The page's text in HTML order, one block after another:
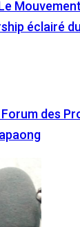
éclairé
des